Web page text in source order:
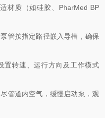
材质（如硅胶、PharMed BP
按指定路径嵌入导槽，确保
转速、运行方向及工作模式
道内空气，缓慢启动泵，观